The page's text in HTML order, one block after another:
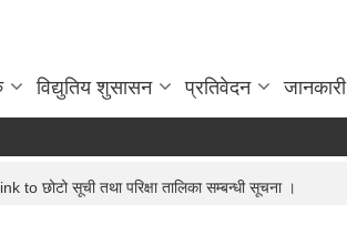
विद्युतिय शुसासन प्रतिवेदन जानकारी
to छोटो सूची तथा परिक्षा तालिका सम्बन्धी सूचना ।